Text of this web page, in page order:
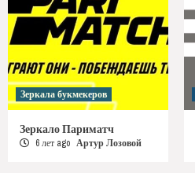
Зеркала букмекеров
Зеркало Париматч
6 лет ago Артур Лозовой